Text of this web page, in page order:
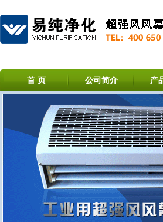
首 页 公司简介 产